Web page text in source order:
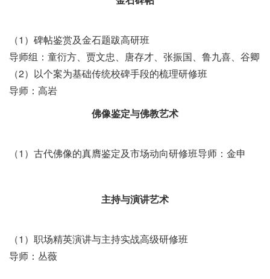
（1）碑帖鉴赏及金石题跋高研班
导师组：童衍方、贾文忠、唐存才、张振国、鲁九喜、谷卿
（2）以个案为基础传统校碑手段的梳理研修班
导师：高岩
佛像鉴定与佛教艺术
（1）古代佛像的真膺鉴定及市场动向研修班导师：金申
主持与演讲艺术
（1）职场精英演讲与主持实战高级研修班
导师：丛薇